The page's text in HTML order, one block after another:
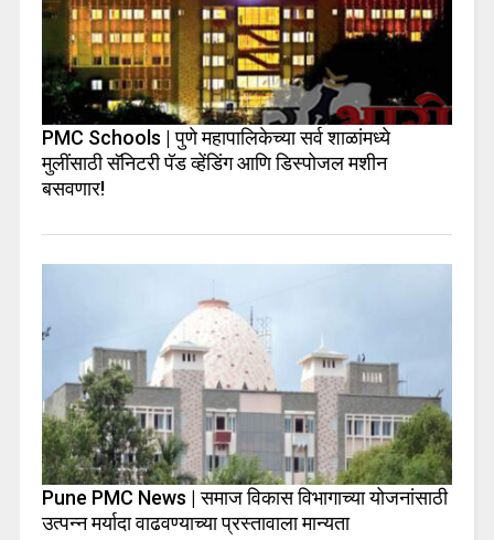
PMC Schools | पुणे महापालिकेच्या सर्व शाळांमध्ये
मुलींसाठी सॅनिटरी पॅड व्हेंडिंग आणि डिस्पोजल मशीन
बसवणार!
Pune PMC News | समाज विकास विभागाच्या योजनांसाठी
उत्पन्न मर्यादा वाढवण्याच्या प्रस्तावाला मान्यता